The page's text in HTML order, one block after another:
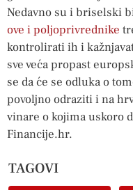
Nedavno su i briselski
ove i poljoprivrednike
kontrolirati ih i
sve veća propast
se da će se odluka o
povoljno odraziti i na
vinare o kojima uskoro
Financije.hr.
TAGOVI